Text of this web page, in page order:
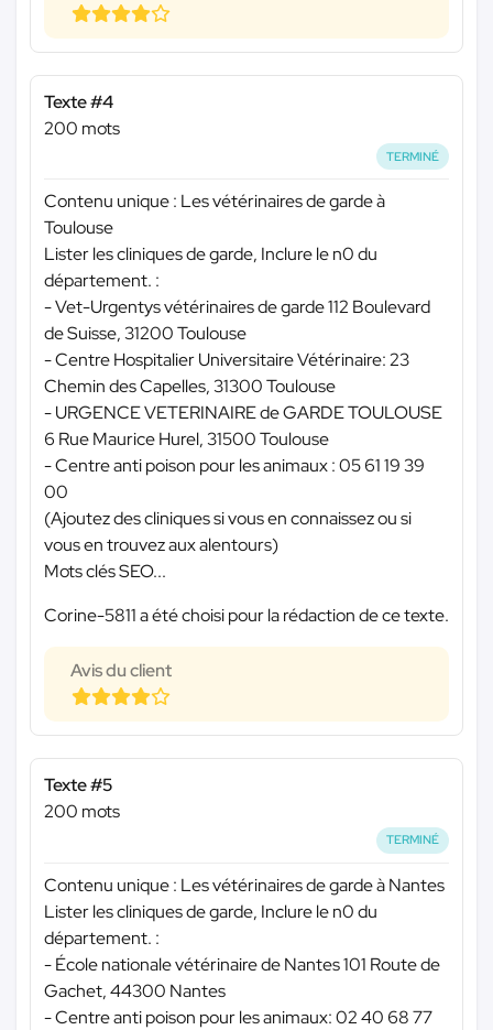
Texte #4
200 mots
TERMINÉ
Contenu unique : Les vétérinaires de garde à
Toulouse
Lister les cliniques de garde, Inclure le n0 du
département. :
- Vet-Urgentys vétérinaires de garde 112 Boulevard
de Suisse, 31200 Toulouse
- Centre Hospitalier Universitaire Vétérinaire: 23
Chemin des Capelles, 31300 Toulouse
- URGENCE VETERINAIRE de GARDE TOULOUSE
6 Rue Maurice Hurel, 31500 Toulouse
- Centre anti poison pour les animaux : 05 61 19 39
00
(Ajoutez des cliniques si vous en connaissez ou si
vous en trouvez aux alentours)
Mots clés SEO...
Corine-5811 a été choisi pour la rédaction de ce texte.
Avis du client
Texte #5
200 mots
TERMINÉ
Contenu unique : Les vétérinaires de garde à Nantes
Lister les cliniques de garde, Inclure le n0 du
département. :
- École nationale vétérinaire de Nantes 101 Route de
Gachet, 44300 Nantes
- Centre anti poison pour les animaux: 02 40 68 77